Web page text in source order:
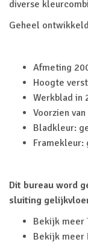
diverse
Geheel
Afmeting
Hoogte
Werkblad in
Voorzien
Bladkleur:
Framekleur:
Dit bureau word
sluiting
Bekijk meer
Bekijk meer